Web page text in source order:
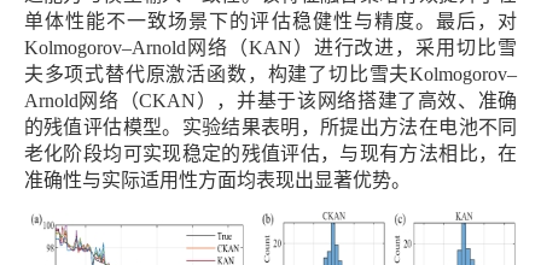
单体性能不一致场景下的评估稳健性与精度。最后，对
Kolmogorov–Arnold网络（KAN）进行改进，采用切比雪
夫多项式替代原激活函数，构建了切比雪夫Kolmogorov–
Arnold网络（CKAN），并基于该网络搭建了高效、准确
的残值评估模型。实验结果表明，所提出方法在电池不同
老化阶段均可实现稳定的残值评估，与现有方法相比，在
准确性与实际适用性方面均表现出显著优势。